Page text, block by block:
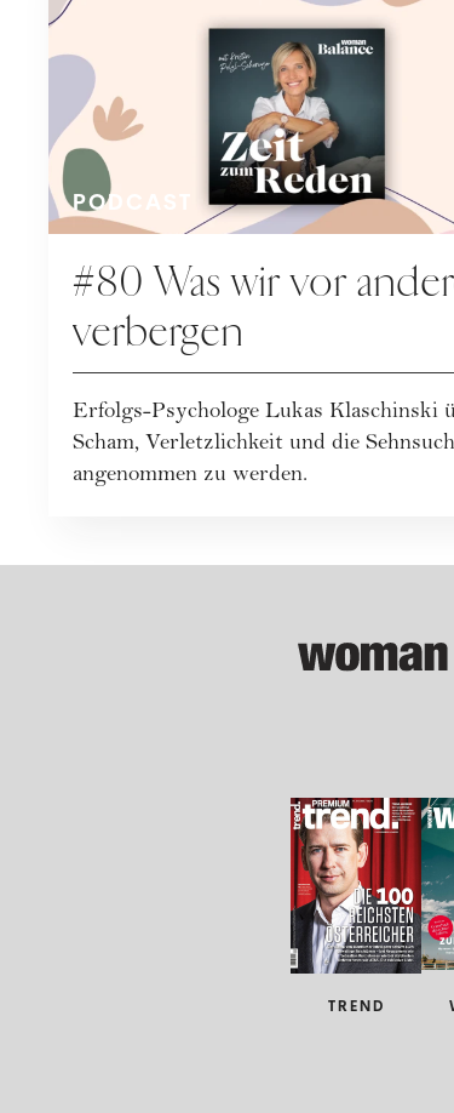
PODCAST
#80 Was wir vor
verbergen
Erfolgs-Psychologe Lukas Klaschinski
Scham, Verletzlichkeit und die
angenommen zu werden.
TREND